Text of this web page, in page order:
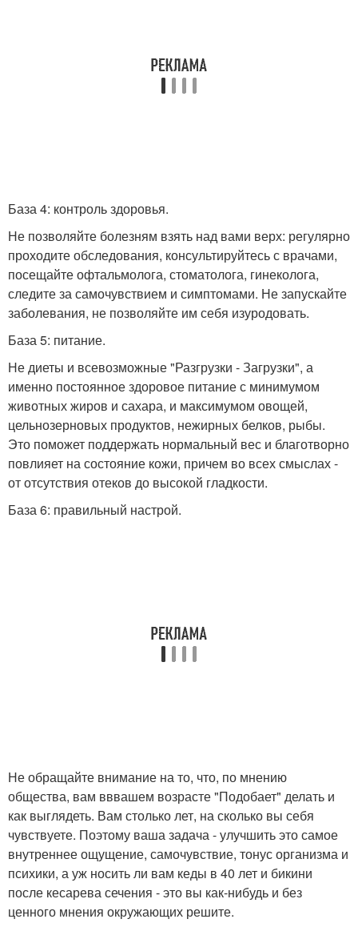
База 4: контроль здоровья.
Не позволяйте болезням взять над вами верх: регулярно
проходите обследования, консультируйтесь с врачами,
посещайте офтальмолога, стоматолога, гинеколога,
следите за самочувствием и симптомами. Не запускайте
заболевания, не позволяйте им себя изуродовать.
База 5: питание.
Не диеты и всевозможные "Разгрузки - Загрузки", а
именно постоянное здоровое питание с минимумом
животных жиров и сахара, и максимумом овощей,
цельнозерновых продуктов, нежирных белков, рыбы.
Это поможет поддержать нормальный вес и благотворно
повлияет на состояние кожи, причем во всех смыслах -
от отсутствия отеков до высокой гладкости.
База 6: правильный настрой.
Не обращайте внимание на то, что, по мнению
общества, вам вввашем возрасте "Подобает" делать и
как выглядеть. Вам столько лет, на сколько вы себя
чувствуете. Поэтому ваша задача - улучшить это самое
внутреннее ощущение, самочувствие, тонус организма и
психики, а уж носить ли вам кеды в 40 лет и бикини
после кесарева сечения - это вы как-нибудь и без
ценного мнения окружающих решите.